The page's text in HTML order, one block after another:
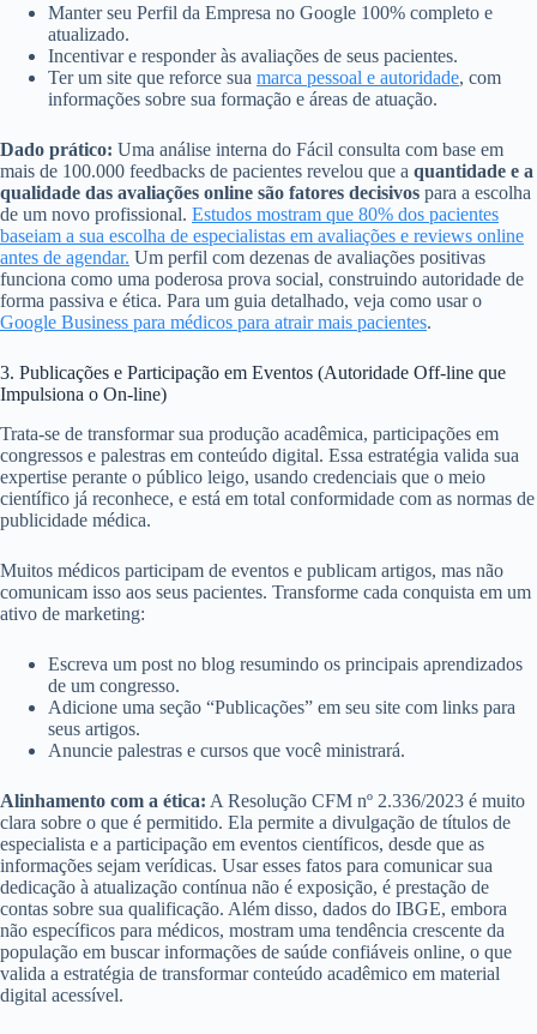
Manter seu Perfil da Empresa no Google 100% completo e
atualizado.
Incentivar e responder às avaliações de seus pacientes.
Ter um site que reforce sua marca pessoal e autoridade, com
informações sobre sua formação e áreas de atuação.
Dado prático: Uma análise interna do Fácil consulta com base em
mais de 100.000 feedbacks de pacientes revelou que a quantidade e a
qualidade das avaliações online são fatores decisivos para a escolha
de um novo profissional. Estudos mostram que 80% dos pacientes
baseiam a sua escolha de especialistas em avaliações e reviews online
antes de agendar. Um perfil com dezenas de avaliações positivas
funciona como uma poderosa prova social, construindo autoridade de
forma passiva e ética. Para um guia detalhado, veja como usar o
Google Business para médicos para atrair mais pacientes.
3. Publicações e Participação em Eventos (Autoridade Off-line que
Impulsiona o On-line)
Trata-se de transformar sua produção acadêmica, participações em
congressos e palestras em conteúdo digital. Essa estratégia valida sua
expertise perante o público leigo, usando credenciais que o meio
científico já reconhece, e está em total conformidade com as normas de
publicidade médica.
Muitos médicos participam de eventos e publicam artigos, mas não
comunicam isso aos seus pacientes. Transforme cada conquista em um
ativo de marketing:
Escreva um post no blog resumindo os principais aprendizados
de um congresso.
Adicione uma seção “Publicações” em seu site com links para
seus artigos.
Anuncie palestras e cursos que você ministrará.
Alinhamento com a ética: A Resolução CFM nº 2.336/2023 é muito
clara sobre o que é permitido. Ela permite a divulgação de títulos de
especialista e a participação em eventos científicos, desde que as
informações sejam verídicas. Usar esses fatos para comunicar sua
dedicação à atualização contínua não é exposição, é prestação de
contas sobre sua qualificação. Além disso, dados do IBGE, embora
não específicos para médicos, mostram uma tendência crescente da
população em buscar informações de saúde confiáveis online, o que
valida a estratégia de transformar conteúdo acadêmico em material
digital acessível.